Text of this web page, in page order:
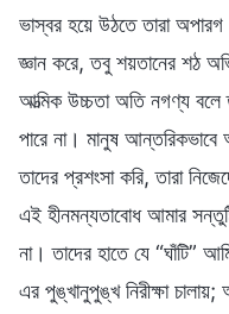
ভাস্বর হয়ে উঠতে তারা
জ্ঞান করে, তবু শয়তানের শঠ
আত্মিক উচ্চতা অতি নগণ্য বলে
পারে না। মানুষ
তাদের প্রশংসা করি, তারা
এই হীনমন্যতাবোধ আমার
না। তাদের হাতে যে “ঘাঁটি”
এর পুঙ্খানুপুঙ্খ নিরীক্ষা চালায়;